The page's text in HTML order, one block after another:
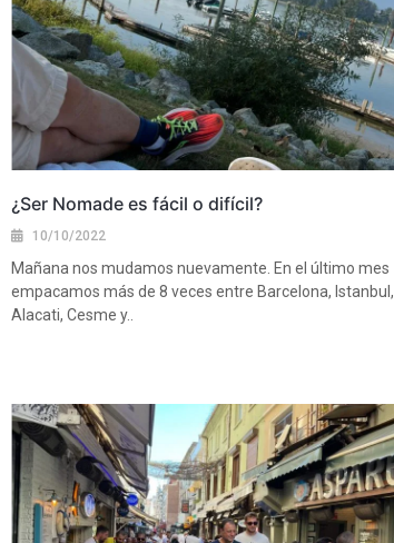
¿Ser Nomade es fácil o difícil?
10/10/2022
Mañana nos mudamos nuevamente. En el último mes
empacamos más de 8 veces entre Barcelona, Istanbul,
Alacati, Cesme y..